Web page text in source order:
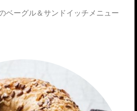
ベーグル＆サンドイッチメニュー